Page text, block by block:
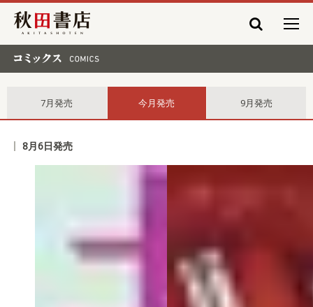
秋田書店
7月発売 今月発売 9月発売
8月6日発売